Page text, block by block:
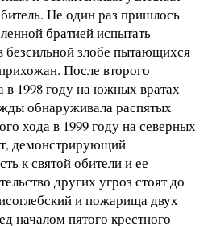
Не один раз пришлось
братией испытать
безсильной злобе пытающихся
После второго
в 1998 году на южных вратах
обнаруживала распятых
хода в 1999 году на северных
демонстрирующий
к святой обители и ее
других угроз стоят до
и пожарища двух
началом пятого крестного